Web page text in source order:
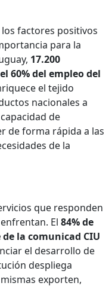
factores positivos
para la
17.200
60% del empleo del
el tejido
nacionales a
de
de forma rápida a las
de la
que responden
El 84% de
la comunicad CIU
el desarrollo de
despliega
exporten,